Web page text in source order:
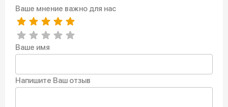
Ваше мнение важно для нас
Ваше имя
Напишите Ваш отзыв